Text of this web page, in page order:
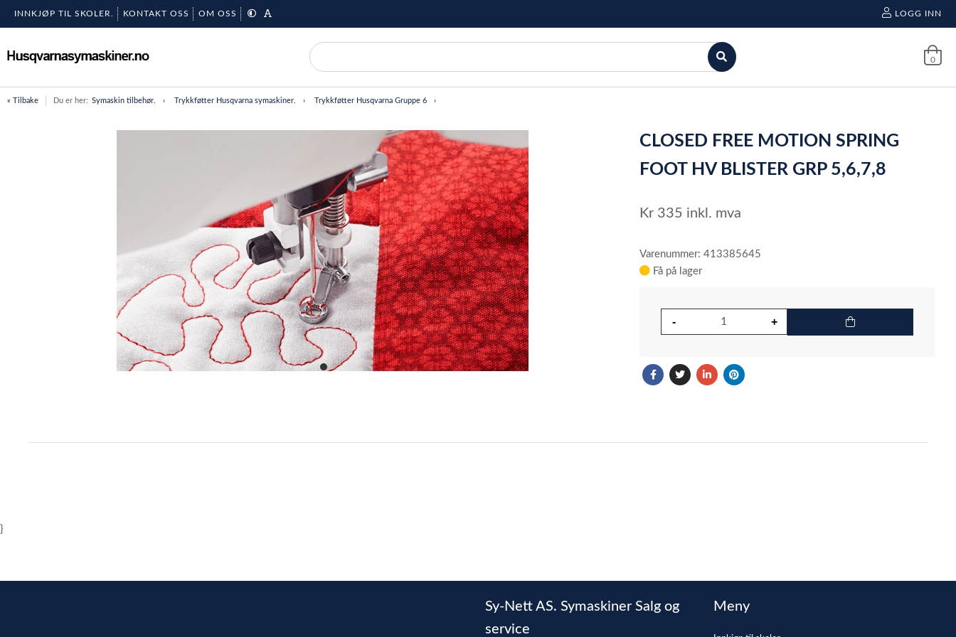
INNKJØP TIL SKOLER. KONTAKT OSS OM OSS LOGG INN
0
« Tilbake Du er her: Symaskin tilbehør. Trykkføtter Husqvarna symaskiner. Trykkføtter Husqvarna Gruppe 6
item
CLOSED FREE MOTION SPRING
FOOT HV BLISTER GRP 5,6,7,8
Kr 335 inkl. mva
Varenummer: 413385645
Få på lager
}
Sy-Nett AS. Symaskiner Salg og
service
Meny